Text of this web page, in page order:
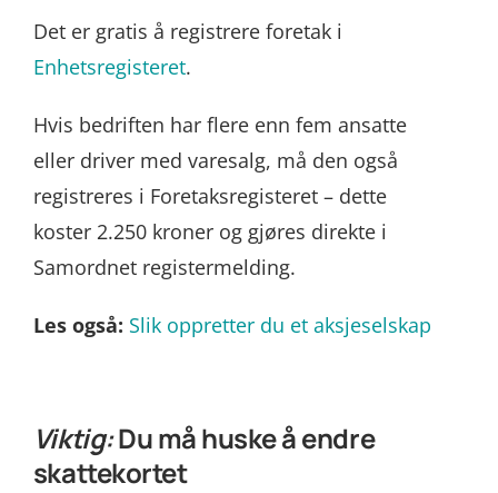
Det er gratis å registrere foretak i
Enhetsregisteret.
Hvis bedriften har flere enn fem ansatte
eller driver med varesalg, må den også
registreres i Foretaksregisteret – dette
koster 2.250 kroner og gjøres direkte i
Samordnet registermelding.
Les også: Slik oppretter du et aksjeselskap
Viktig:Du må huske å endre
skattekortet